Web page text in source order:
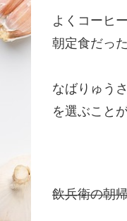
よくコーヒ
朝定食だっ
なばりゅう
を選ぶこと
飲兵衛の朝